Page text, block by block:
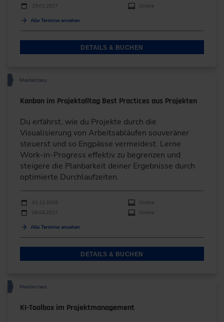
25.01.2027
Online
Alle Termine ansehen
DETAILS & BUCHEN
Masterclass
Kanban im Projektalltag Best Practices aus Projekten
Du erfährst, wie du Projekte durch die
Visualisierung von Arbeitsabläufen souveräner
steuerst und so Engpässe vermeidest. Lerne
Work-in-Progress effektiv zu begrenzen und
steigere die Planbarkeit deiner Ergebnisse durch
optimierte Durchlaufzeiten.
Durchführungen
Veranstaltungsdatum
01.12.2026
Online
08.04.2027
Online
Alle Termine ansehen
DETAILS & BUCHEN
Masterclass
KI-Toolbox im Projektmanagement